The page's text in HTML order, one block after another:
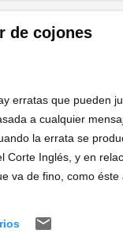
de cojones
erratas que pueden
a cualquier
la errata se
Corte Inglés, y en
va de fino, como éste
trate de verdad de un